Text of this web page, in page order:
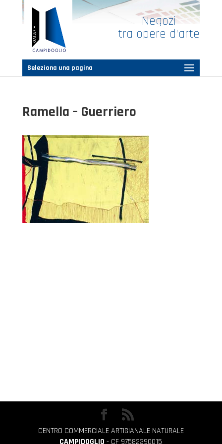
Negozi
tra opere d’arte
Seleziona una pagina
Ramella – Guerriero
CENTRO COMMERCIALE ARTIGIANALE NATURALE
CAMPIDOGLIO - CF 97582390015